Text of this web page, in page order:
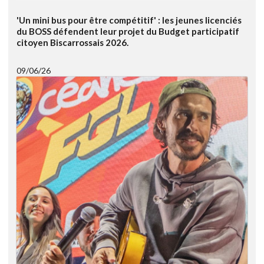
'Un mini bus pour être compétitif' : les jeunes licenciés
du BOSS défendent leur projet du Budget participatif
citoyen Biscarrossais 2026.
09/06/26